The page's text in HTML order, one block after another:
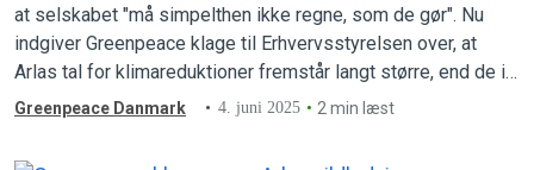
at selskabet "må simpelthen ikke regne, som de gør". Nu
indgiver Greenpeace klage til Erhvervsstyrelsen over, at
Arlas tal for klimareduktioner fremstår langt større, end de i
virkeligheden er.
Greenpeace Danmark 4. juni 2025 2 min læst